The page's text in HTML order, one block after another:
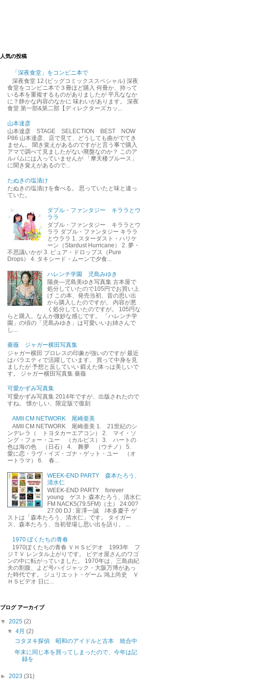
人気の投稿
「深夜食堂」をコンビニ本で
深夜食堂 12 (ビッグコミックススペシャル) 深夜
食堂をコンビニ本で３冊ほど購入 何冊か、持って
いる本を重複するものがありましたが 平凡ななか
に？静かな内容のなかに 味わいがあります。 深夜
食堂 第一部&第二部【ディレクターズカッ...
山本達彦
山本達彦 STAGE SELECTION BEST NOW
P86 山本達彦、店で見て、どうしても曲がでてき
ません。 聞き覚えがあるのですがと言う事で購入
アマで調べて見ましたがない廃盤なのか？ このア
ルバムには入っていませんが 「摩天楼ブルース」
に聞き覚えがあるので...
たぬきの塩漬け
たぬきの塩漬けを食べる。 思っていたと味と違っ
ていた。
ダブル・ファンタジー キララとウ
ララ
ダブル・ファンタジー キララとウ
ララ ダブル・ファンタジー キララ
とウララ 1. スターダスト・ハリケ
ーン（Stardust Hurricane） 2. 夢・
不思議いかが 3. ピュア・ドロップス（Pure
Drops） 4. タキシード・ムーンで夕食...
ハレンチ学園 児島みゆき
陽炎―児島美ゆき写真集 古本屋で
処分していたので105円でお買い上
げ この本、発売当初、昔の思い出
から購入したのですが。 内容が悪
く処分していたのですが。 105円な
らと購入。なんか微妙な感じです。 「ハレンチ学
園」の頃の「児島みゆき」は可愛いいお姉さんで
し...
薔薇 ジャガー横田写真集
ジャガー横田 プロレスの印象が強いのですが 最近
はバラエティで活躍しています。 買って中身を見
ましたが 予想と反していい 鍛えた体っは美しいで
す。 ジャガー横田写真集 薔薇
可愛かずみ写真集
可愛かずみ写真集 2014年ですが、出版されたので
すね。 懐かしい、限定版で復刻
AMII CM NETWORK 尾崎亜美
AMII CM NETWORK 尾崎亜美 1. 21世紀のシ
ンデレラ（ トヨタカーエアコン） 2. マイ・ソ
ング・フォー・ユー （カルピス） 3. ハートの
色は海の色 （日石） 4. 舞夢 （ウチノ） 5.
愛に恋・ラヴ・イズ・ゴナ・ゲット・ユー （オ
ートラマ） 6. 春...
WEEK-END PARTY 森本たろう、
清水仁
WEEK-END PARTY forever
young ゲスト 森本たろう、清水仁
FM NACK5(79.5FM)（土） 24:00?
27:00 DJ : 富澤一誠 /本多慶子 ゲ
ストは「森本たろう、清水仁」です。 タイガー
ス、森本たろう、当初登場し思い出を語り。 ...
1970 ぼくたちの青春
1970ぼくたちの青春 ＶＨＳビデオ 1993年 フ
ジＴＶ レンタル上がりです。 ビデオ屋さんのワゴ
ンの中に転がっていました。 1970年は、三島由紀
夫の割腹、よど号ハイジャック・大阪万博があっ
た時代です。 ジュリエット・ゲーム 鴻上尚史 Ｖ
ＨＳビデオ 日に...
ブログ アーカイブ
▼ 2025 (2)
▼4月(2)
コタヌキ探偵 昭和のアイドルと古本 統合中
年末に同じ本を買ってしまったので、今年は記
録を
► 2023 (31)